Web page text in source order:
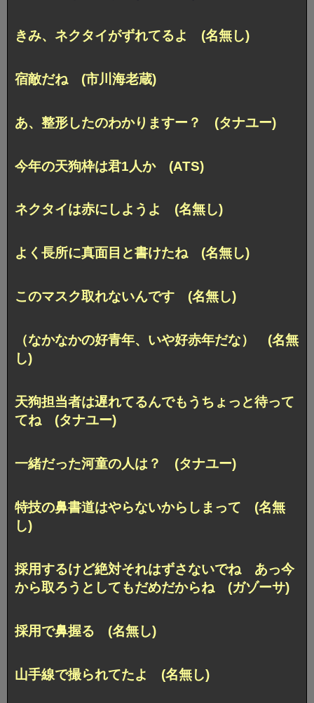
きみ、ネクタイがずれてるよ (名無し)
宿敵だね (市川海老蔵)
あ、整形したのわかりますー？ (タナユー)
今年の天狗枠は君1人か (ATS)
ネクタイは赤にしようよ (名無し)
よく長所に真面目と書けたね (名無し)
このマスク取れないんです (名無し)
（なかなかの好青年、いや好赤年だな） (名無
し)
天狗担当者は遅れてるんでもうちょっと待って
てね (タナユー)
一緒だった河童の人は？ (タナユー)
特技の鼻書道はやらないからしまって (名無
し)
採用するけど絶対それはずさないでね あっ今
から取ろうとしてもだめだからね (ガゾーサ)
採用で鼻握る (名無し)
山手線で撮られてたよ (名無し)